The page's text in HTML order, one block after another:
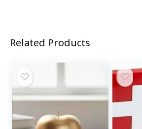
Related Products